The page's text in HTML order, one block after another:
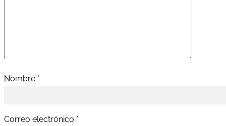
Nombre *
Correo electrónico *